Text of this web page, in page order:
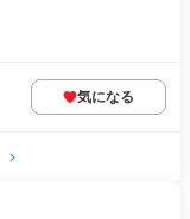
気になる